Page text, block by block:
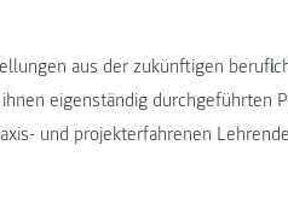
aus der zukünftigen
eigenständig durchgeführten
und projekterfahrenen